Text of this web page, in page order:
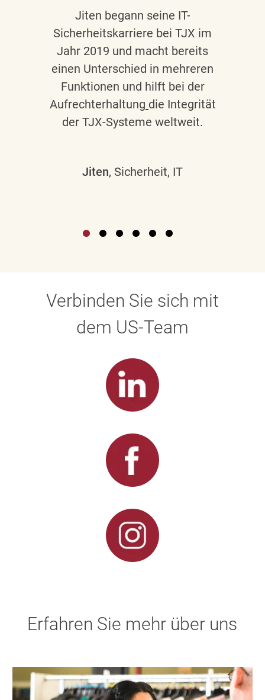
Jiten begann seine IT-
Sicherheitskarriere bei TJX im
Jahr 2019 und macht bereits
einen Unterschied in mehreren
Funktionen und hilft bei der
Aufrechterhaltung die Integrität
der TJX-Systeme weltweit.
Jiten, Sicherheit, IT
Verbinden Sie sich mit
dem US-Team
Erfahren Sie mehr über uns